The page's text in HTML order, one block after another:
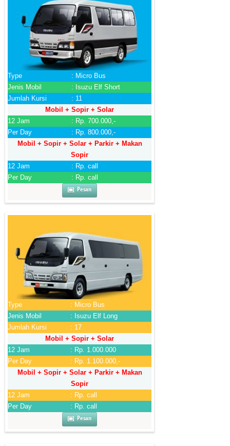
Type
: Micro Bus
Jenis Mobil
: Isuzu Elf Short
Jumlah Kursi
: 11
Mobil + Sopir + Solar
12 Jam
: Rp. 700.000,-
Per Day
: Rp. 800.000,-
Mobil + Sopir + Solar + Parkir + Makan
Sopir
12 Jam
: Rp. call
Per Day
: Rp. call
Pesan
Type
: Micro Bus
Jenis Mobil
: Isuzu Elf Long
Jumlah Kursi
: 17
Mobil + Sopir + Solar
12 Jam
: Rp. 1.000.000
Per Day
: Rp. 1.100.000,-
Mobil + Sopir + Solar + Parkir + Makan
Sopir
12 Jam
: Rp. call
Per Day
: Rp. call
Pesan